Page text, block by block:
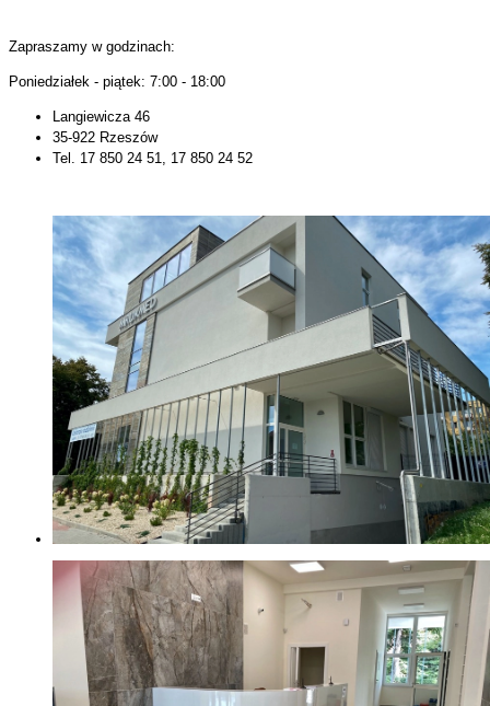
Zapraszamy w godzinach:
Poniedziałek - piątek: 7:00 - 18:00
Langiewicza 46
35-922 Rzeszów
Tel. 17 850 24 51, 17 850 24 52